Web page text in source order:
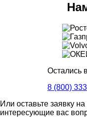
Остались
8 (800)
Или оставьте заявку
интересующие вас